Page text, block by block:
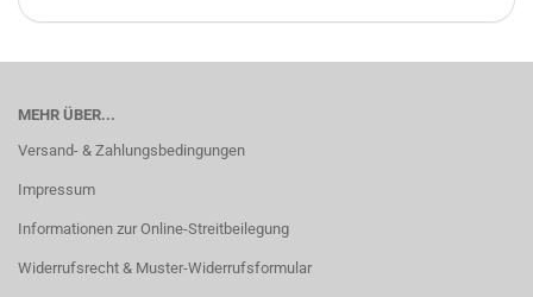
MEHR ÜBER...
Versand- & Zahlungsbedingungen
Impressum
Informationen zur Online-Streitbeilegung
Widerrufsrecht & Muster-Widerrufsformular